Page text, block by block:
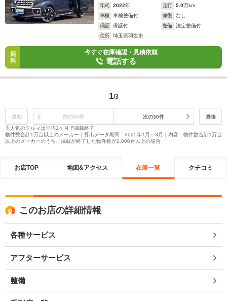
年式 2022年 走行 5.0万km
車検
車検整備付 修復
なし
保証
保証付 整備
法定整備付
住所
埼玉県羽生市
無
料
今すぐ在庫確認・見積依頼
電話する
1/3
最初 前の30件 次の30件
最後
※人気のクルマは平均1ヶ月で掲載終了
物件数合計1万台以上のメーカー｜算出データ期間：2025年1月～3月｜内容：物件数合計1万台
以上のメーカーのうち、掲載が終了した物件数が1,000台以上の場合
お店TOP 地図&アクセス 在庫一覧 クチコミ
このお店の詳細情報
各種サービス
アフターサービス
整備